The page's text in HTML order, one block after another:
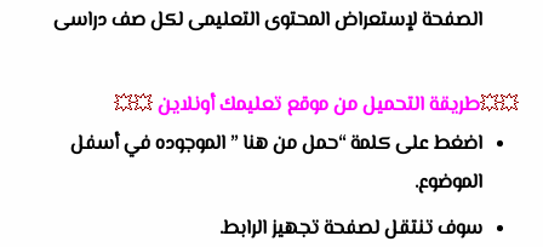
الصفحة لإستعراض المحتوى التعليمى لكل صف دراسى
💥💥طريقة التحميل من موقع تعليمك أونلاين💥💥
اضغط على كلمة “حمل من هنا ” الموجوده في أسفل
الموضوع.
سوف تنتقل لصفحة تجهيز الرابط.